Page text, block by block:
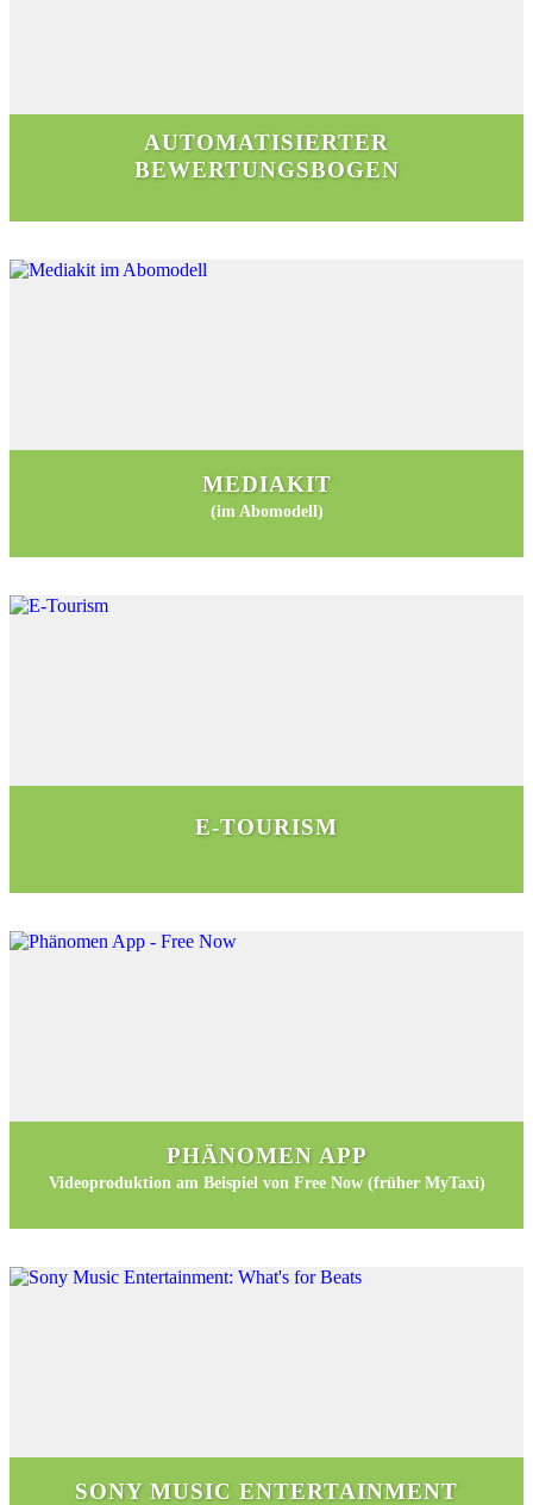
AUTOMATISIERTER
BEWERTUNGSBOGEN
MEDIAKIT
(im Abomodell)
E-TOURISM
PHÄNOMEN APP
Videoproduktion am Beispiel von Free Now (früher MyTaxi)
SONY MUSIC ENTERTAINMENT